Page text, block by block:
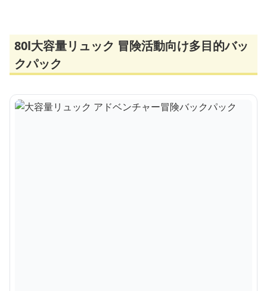
80l大容量リュック 冒険活動向け多目的バッ
クパック